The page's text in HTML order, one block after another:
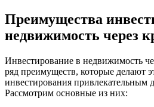
Преимущества
недвижимость через
Инвестирование в недвижимость
ряд преимуществ, которые делают
инвестирования привлекательным
Рассмотрим основные из них: